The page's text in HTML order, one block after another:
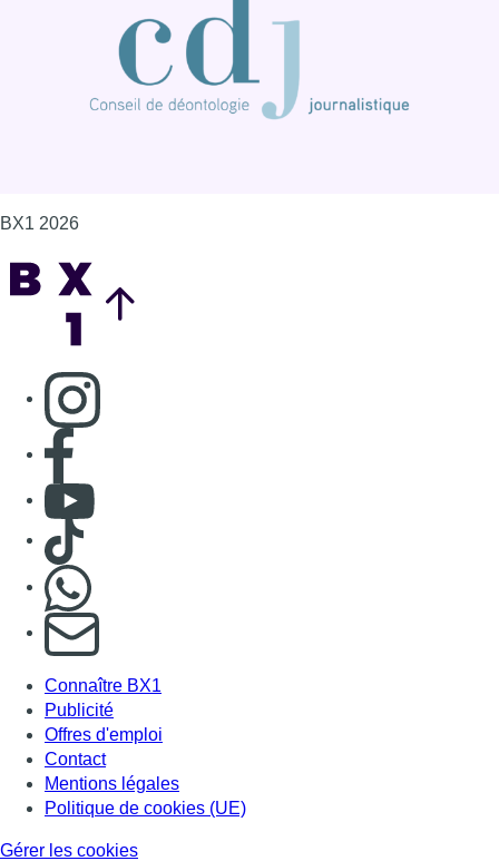
BX1 2026
Consulter page Instagram
Consulter page Facebook
Consulter Youtube
Consulter TikTok
S'abonner à notre newsletter
Connaître BX1
Publicité
Offres d'emploi
Contact
Mentions légales
Politique de cookies (UE)
Gérer les cookies